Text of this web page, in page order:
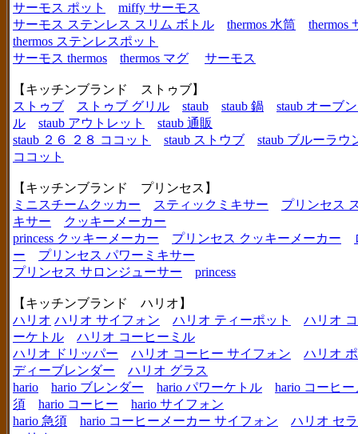
サーモス ポット
miffy サーモス
サーモス ステンレス スリム ボトル
thermos 水筒
thermos
thermos ステンレスポット
サーモス thermos
thermos マグ サーモス
【キッチンブランド ストゥブ】
ストゥブ
ストゥブ グリル staub staub 鍋
staub オーブ
ル
staub アウトレット
staub 通販
staub ２６ ２８ ココット
staub ストウブ
staub ブルーラウ
ココット
【キッチンブランド プリンセス】
ミニスチームクッカー
スティックミキサー
プリンセス
キサー
クッキーメーカー
princess クッキーメーカー
プリンセス クッキーメーカー
ー
プリンセス パワーミキサー
プリンセス サロンジューサー
princess
【キッチンブランド ハリオ】
ハリオ ハリオ サイフォン ハリオ ティーポット
ハリオ
ーケトル
ハリオ コーヒーミル
ハリオ ドリッパー
ハリオ コーヒー サイフォン
ハリオ
ディーブレンダー
ハリオ グラス
hario
hario ブレンダー hario パワーケトル
hario コーヒ
須
hario コーヒー
hario サイフォン
hario 急須
hario コーヒーメーカー サイフォン
ハリオ セ